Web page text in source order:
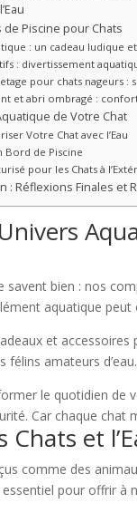
Piscine pour Chats
: un cadeau ludique
: divertissement
pour chats nageurs
et abri ombragé :
de Votre Chat
Votre Chat avec l’Eau
Bord de Piscine
pour les Chats à
: Réflexions Finales et
savent bien : nos
aquatique
et
amateurs
le quotidien de
Car chaque chat
Chats et
comme des
pour offrir à